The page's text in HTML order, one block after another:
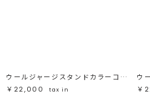
ウールジャージスタンドカラーコート
￥22,000
tax in
￥